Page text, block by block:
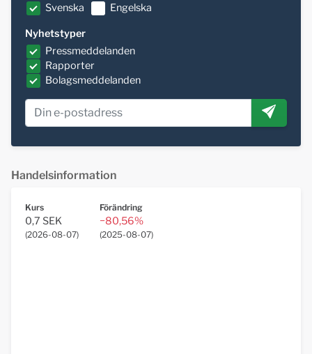
Svenska
Engelska
Nyhetstyper
Pressmeddelanden
Rapporter
Bolagsmeddelanden
Handelsinformation
Kurs
0,7 SEK
(2026-08-07)
Förändring
−80,56%
(2025-08-07)